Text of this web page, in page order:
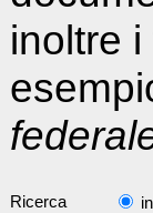
inoltre
Ricerca